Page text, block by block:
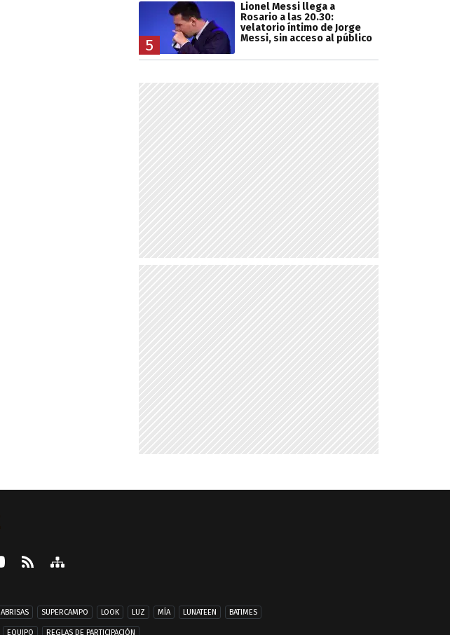
5
Lionel Messi llega a
Rosario a las 20.30:
velatorio íntimo de Jorge
Messi, sin acceso al público
SUPERCAMPO LOOK LUZ MÍA LUNATEEN BATIMES
EQUIPO REGLAS DE PARTICIPACIÓN